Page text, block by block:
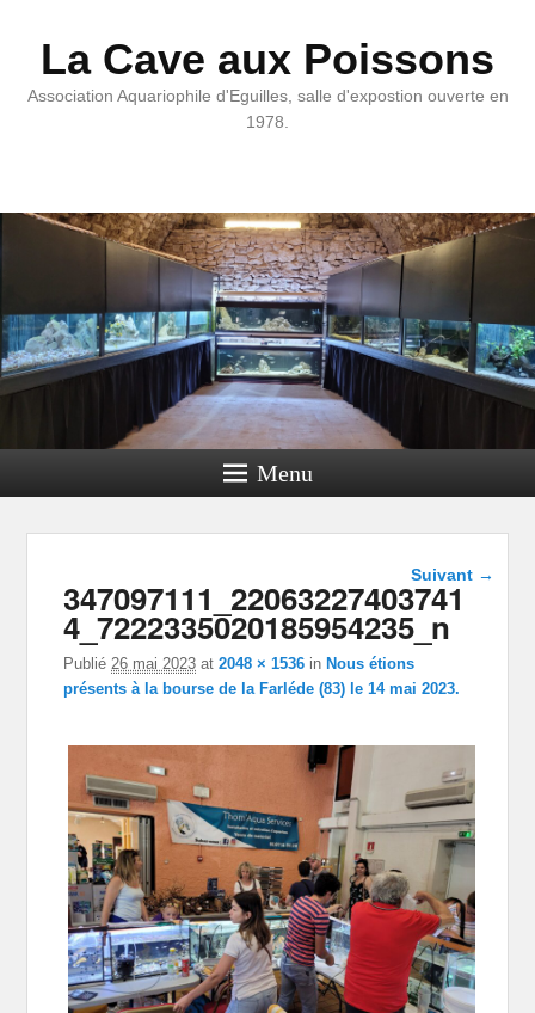
La Cave aux Poissons
Association Aquariophile d'Eguilles, salle d'expostion ouverte en
1978.
Menu
Navigation
dans les
images
Suivant →
347097111_22063227403741
4_7222335020185954235_n
Publié 26 mai 2023 at2048 × 1536 inNous étions
présents à la bourse de la Farléde (83) le 14 mai 2023.